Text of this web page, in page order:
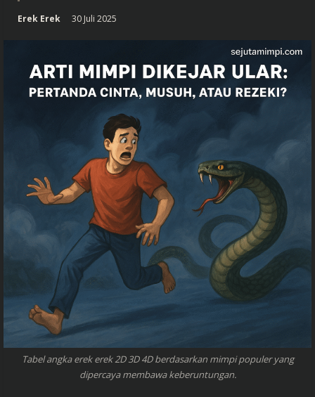
Erek Erek 30 Juli 2025
Tabel angka erek erek 2D 3D 4D berdasarkan mimpi populer yang
dipercaya membawa keberuntungan.